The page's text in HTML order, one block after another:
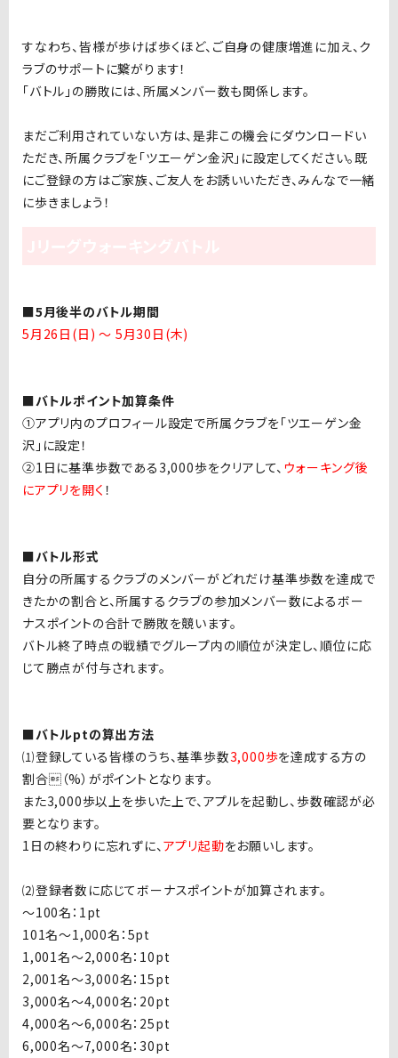
すなわち、皆様が歩けば歩くほど、ご自身の健康増進に加え、ク
ラブのサポートに繋がります！
「バトル」の勝敗には、所属メンバー数も関係します。
まだご利用されていない方は、是非この機会にダウンロードい
ただき、所属クラブを「ツエーゲン金沢」に設定してください。既
にご登録の方はご家族、ご友人をお誘いいただき、みんなで一緒
に歩きましょう！
■5月後半のバトル期間
5月26日(日) ～ 5月30日(木)
■バトルポイント加算条件
①アプリ内のプロフィール設定で所属クラブを「ツエーゲン金
沢」に設定！
②1日に基準歩数である3,000歩をクリアして、 ウォーキング後
にアプリを開く ！
■バトル形式
自分の所属するクラブのメンバーがどれだけ基準歩数を達成で
きたかの割合と、所属するクラブの参加メンバー数によるボー
ナスポイントの合計で勝敗を競います。
バトル終了時点の戦績でグループ内の順位が決定し、順位に応
じて勝点が付与されます。
■バトルptの算出方法
⑴登録している皆様のうち、基準歩数3,000歩を達成する方の
割合（%）がポイントとなります。
また3,000歩以上を歩いた上で、アプルを起動し、歩数確認が必
要となります。
1日の終わりに忘れずに、アプリ起動をお願いします。
⑵登録者数に応じてボーナスポイントが加算されます。
〜100名：1pt
101名〜1,000名：5pt
1,001名〜2,000名：10pt
2,001名〜3,000名：15pt
3,000名〜4,000名：20pt
4,000名〜6,000名：25pt
6,000名〜7,000名：30pt